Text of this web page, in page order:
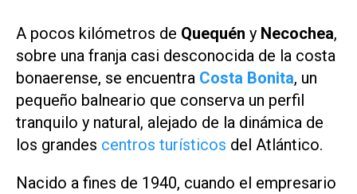
A pocos kilómetros de Quequén y Necochea,
sobre una franja casi desconocida de la costa
bonaerense, se encuentra Costa Bonita, un
pequeño balneario que conserva un perfil
tranquilo y natural, alejado de la dinámica de
los grandes centros turísticos del Atlántico.
Nacido a fines de 1940, cuando el empresario